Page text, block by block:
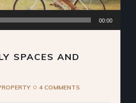
00:00
SPACES AND
4 COMMENTS